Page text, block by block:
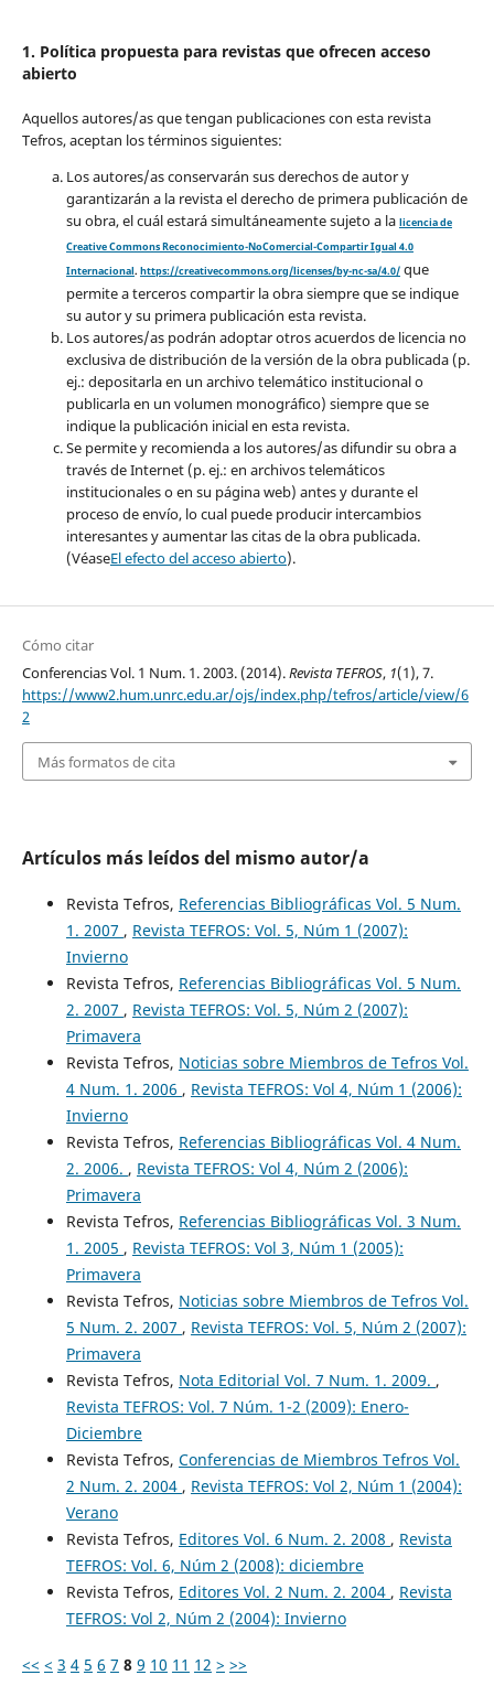
1. Política propuesta para revistas que ofrecen acceso
abierto
Aquellos autores/as que tengan publicaciones con esta revista
Tefros, aceptan los términos siguientes:
Los autores/as conservarán sus derechos de autor y
garantizarán a la revista el derecho de primera publicación de
su obra, el cuál estará simultáneamente sujeto a la licencia de
Creative Commons Reconocimiento-NoComercial-Compartir Igual 4.0
Internacional. https://creativecommons.org/licenses/by-nc-sa/4.0/que
permite a terceros compartir la obra siempre que se indique
su autor y su primera publicación esta revista.
Los autores/as podrán adoptar otros acuerdos de licencia no
exclusiva de distribución de la versión de la obra publicada (p.
ej.: depositarla en un archivo telemático institucional o
publicarla en un volumen monográfico) siempre que se
indique la publicación inicial en esta revista.
Se permite y recomienda a los autores/as difundir su obra a
través de Internet (p. ej.: en archivos telemáticos
institucionales o en su página web) antes y durante el
proceso de envío, lo cual puede producir intercambios
interesantes y aumentar las citas de la obra publicada.
(VéaseEl efecto del acceso abierto).
Cómo citar
Conferencias Vol. 1 Num. 1. 2003. (2014).Revista TEFROS, 1(1), 7.
https://www2.hum.unrc.edu.ar/ojs/index.php/tefros/article/view/6
2
Más formatos de cita
Artículos más leídos del mismo autor/a
Revista Tefros, Referencias Bibliográficas Vol. 5 Num.
1. 2007 , Revista TEFROS: Vol. 5, Núm 1 (2007):
Invierno
Revista Tefros, Referencias Bibliográficas Vol. 5 Num.
2. 2007 , Revista TEFROS: Vol. 5, Núm 2 (2007):
Primavera
Revista Tefros, Noticias sobre Miembros de Tefros Vol.
4 Num. 1. 2006 , Revista TEFROS: Vol 4, Núm 1 (2006):
Invierno
Revista Tefros, Referencias Bibliográficas Vol. 4 Num.
2. 2006. , Revista TEFROS: Vol 4, Núm 2 (2006):
Primavera
Revista Tefros, Referencias Bibliográficas Vol. 3 Num.
1. 2005 , Revista TEFROS: Vol 3, Núm 1 (2005):
Primavera
Revista Tefros, Noticias sobre Miembros de Tefros Vol.
5 Num. 2. 2007 , Revista TEFROS: Vol. 5, Núm 2 (2007):
Primavera
Revista Tefros, Nota Editorial Vol. 7 Num. 1. 2009. ,
Revista TEFROS: Vol. 7 Núm. 1-2 (2009): Enero-
Diciembre
Revista Tefros, Conferencias de Miembros Tefros Vol.
2 Num. 2. 2004 , Revista TEFROS: Vol 2, Núm 1 (2004):
Verano
Revista Tefros, Editores Vol. 6 Num. 2. 2008 , Revista
TEFROS: Vol. 6, Núm 2 (2008): diciembre
Revista Tefros, Editores Vol. 2 Num. 2. 2004 , Revista
TEFROS: Vol 2, Núm 2 (2004): Invierno
<< < 3 4 5 6 7 8 9 10 11 12 > >>